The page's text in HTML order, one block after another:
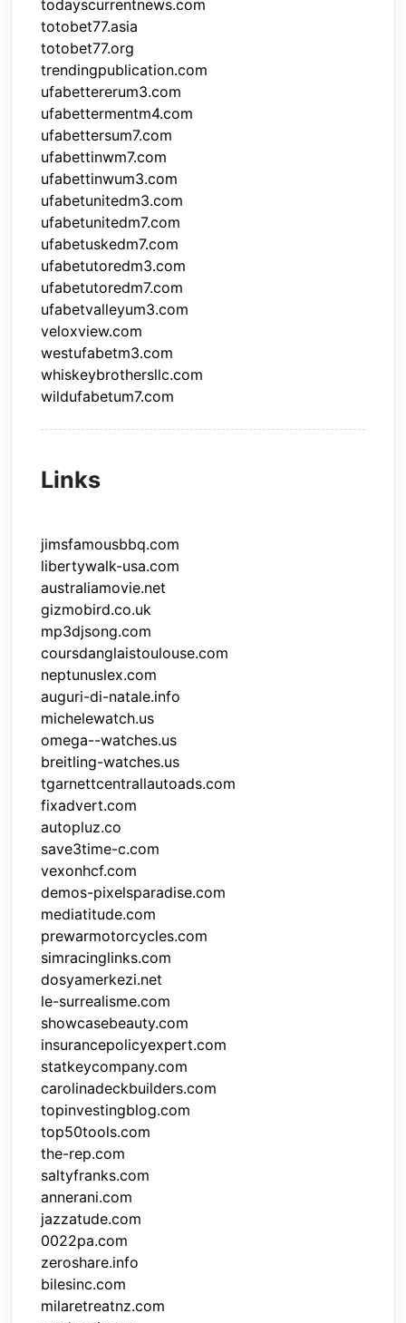
todayscurrentnews.com
totobet77.asia
totobet77.org
trendingpublication.com
ufabettererum3.com
ufabettermentm4.com
ufabettersum7.com
ufabettinwm7.com
ufabettinwum3.com
ufabetunitedm3.com
ufabetunitedm7.com
ufabetuskedm7.com
ufabetutoredm3.com
ufabetutoredm7.com
ufabetvalleyum3.com
veloxview.com
westufabetm3.com
whiskeybrothersllc.com
wildufabetum7.com
Links
jimsfamousbbq.com
libertywalk-usa.com
australiamovie.net
gizmobird.co.uk
mp3djsong.com
coursdanglaistoulouse.com
neptunuslex.com
auguri-di-natale.info
michelewatch.us
omega--watches.us
breitling-watches.us
tgarnettcentrallautoads.com
fixadvert.com
autopluz.co
save3time-c.com
vexonhcf.com
demos-pixelsparadise.com
mediatitude.com
prewarmotorcycles.com
simracinglinks.com
dosyamerkezi.net
le-surrealisme.com
showcasebeauty.com
insurancepolicyexpert.com
statkeycompany.com
carolinadeckbuilders.com
topinvestingblog.com
top50tools.com
the-rep.com
saltyfranks.com
annerani.com
jazzatude.com
0022pa.com
zeroshare.info
bilesinc.com
milaretreatnz.com